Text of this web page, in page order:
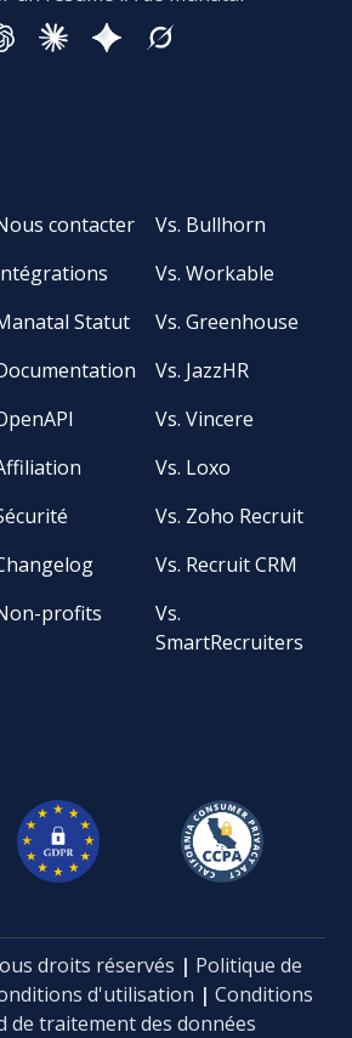
contacter
Statut
profits
Vs. Bullhorn
Vs. Workable
Vs. Greenhouse
Vs. JazzHR
Vs. Vincere
Vs. Loxo
Vs. Zoho Recruit
Vs. Recruit CRM
Vs.
SmartRecruiters
droits réservés | Politique de
d'utilisation | Conditions
de traitement des données